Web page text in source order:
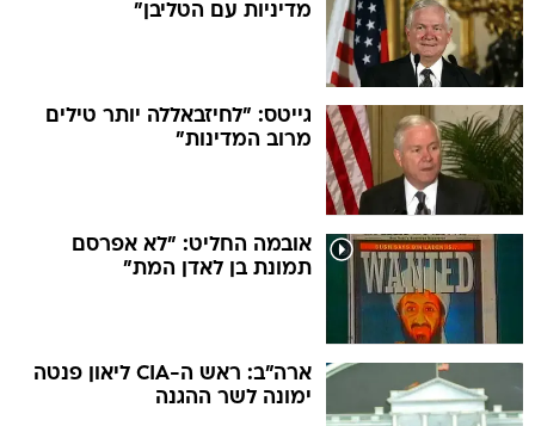
מדיניות עם הטליבן"
גייטס: "לחיזבאללה יותר טילים
מרוב המדינות"
אובמה החליט: "לא אפרסם
תמונת בן לאדן המת"
ארה"ב: ראש ה-CIA ליאון פנטה
ימונה לשר ההגנה